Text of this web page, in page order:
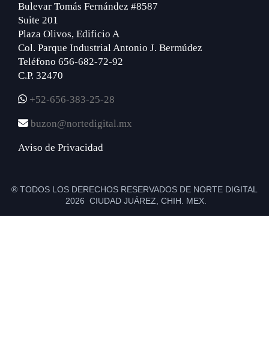
Bulevar Tomás Fernández #8587
Suite 201
Plaza Olivos, Edificio A
Col. Parque Industrial Antonio J. Bermúdez
Teléfono 656-682-72-92
C.P. 32470
+52-656-383-25-28
buzon@nortedigital.mx
Aviso de Privacidad
® TODOS LOS DERECHOS RESERVADOS DE NORTE DIGITAL
2026 CIUDAD JUÁREZ, CHIH. MEX.